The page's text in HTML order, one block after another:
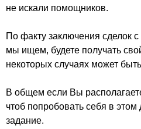
не искали помощников.
По факту заключения сделок
мы ищем, будете получать
некоторых случаях может
В общем если Вы
чтоб попробовать себя в
задание.